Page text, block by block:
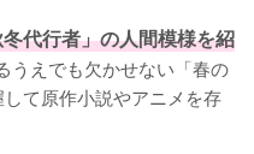
代行者」の人間模様を紹
うえでも欠かせない「春の
して原作小説やアニメを存